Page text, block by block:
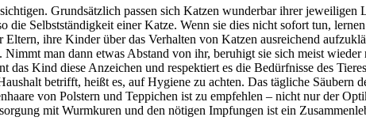
Grundsätzlich passen sich Katzen wunderbar ihrer jeweiligen
Selbstständigkeit einer Katze. Wenn sie dies nicht sofort tun,
ihre Kinder über das Verhalten von Katzen ausreichend
man dann etwas Abstand von ihr, beruhigt sie sich meist
Kind diese Anzeichen und respektiert es die Bedürfnisse des
betrifft, heißt es, auf Hygiene zu achten. Das tägliche Säubern
von Polstern und Teppichen ist zu empfehlen – nicht nur der
mit Wurmkuren und den nötigen Impfungen ist ein